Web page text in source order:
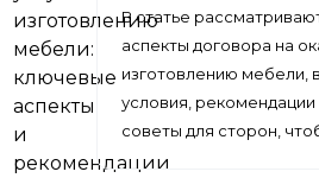
В статье
аспекты договора на
изготовлению мебели,
условия,
советы для сторон,